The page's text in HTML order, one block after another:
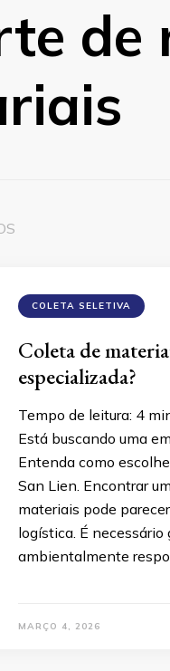
de
COLETA SELETIVA
Coleta de
especializada?
Tempo de leitura: 4
Está buscando uma
Entenda como
San Lien. Encontrar
materiais pode
logística. É
ambientalmente
MARÇO 4, 2026